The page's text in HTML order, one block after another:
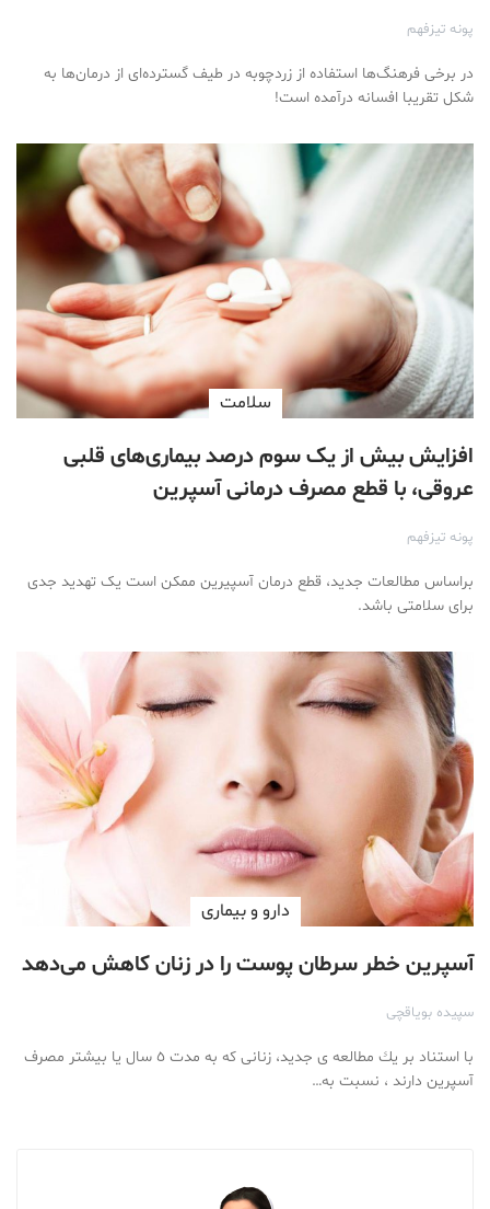
پونه تیزفهم
در برخی فرهنگ‌ها استفاده از زردچوبه در طیف گسترده‌ای از درمان‌ها به
شکل تقریبا افسانه‌ درآمده است!
سلامت
افزایش بیش از یک سوم درصد بیماری‌های قلبی
عروقی، با قطع مصرف درمانی آسپرین
پونه تیزفهم
براساس مطالعات جدید، قطع درمان آسپیرین ممکن است یک تهدید جدی
برای سلامتی باشد.
دارو‌ و بیماری
آسپرين خطر سرطان پوست را در زنان كاهش مى‌دهد
سپیده بویاقچی
با استناد بر يك مطالعه ى جديد، زنانى كه به مدت ٥ سال يا بيشتر مصرف
آسپرين دارند ، نسبت به…